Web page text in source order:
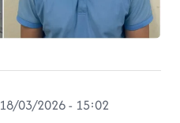
18/03/2026 - 15:02